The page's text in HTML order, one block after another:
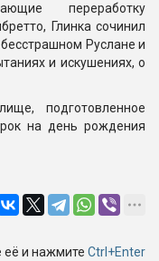
переработку
Глинка сочинил
Руслане и
и искушениях, о
подготовленное
на день рождения
её и нажмите Ctrl+Enter